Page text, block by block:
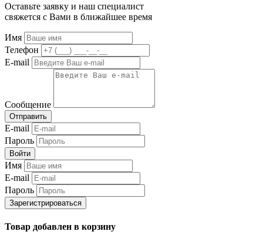
Оставьте заявку и наш специалист
свяжется с Вами в ближайшее время
Имя
Телефон
E-mail
Сообщение
Отправить
E-mail
Пароль
Войти
Имя
E-mail
Пароль
Зарегистрироваться
Товар добавлен в корзину